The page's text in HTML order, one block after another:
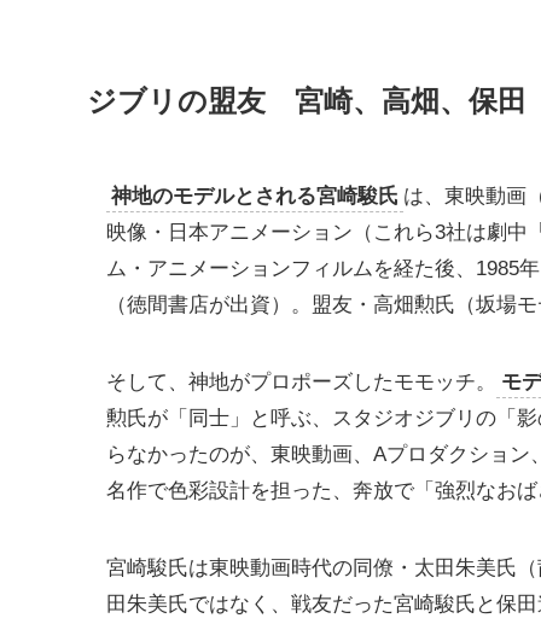
ジブリの盟友 宮崎、高畑、保田
神地のモデルとされる宮崎駿氏 は、東映動画
映像・日本アニメーション（これら3社は劇
ム・アニメーションフィルムを経た後、1985
（徳間書店が出資）。盟友・高畑勲氏（坂場
そして、神地がプロポーズしたモモッチ。
モ
勲氏が「同士」と呼ぶ、スタジオジブリの「
らなかったのが、東映動画、Aプロダクショ
名作で色彩設計を担った、奔放で「強烈なお
宮崎駿氏は東映動画時代の同僚・太田朱美氏
田朱美氏ではなく、戦友だった宮崎駿氏と保